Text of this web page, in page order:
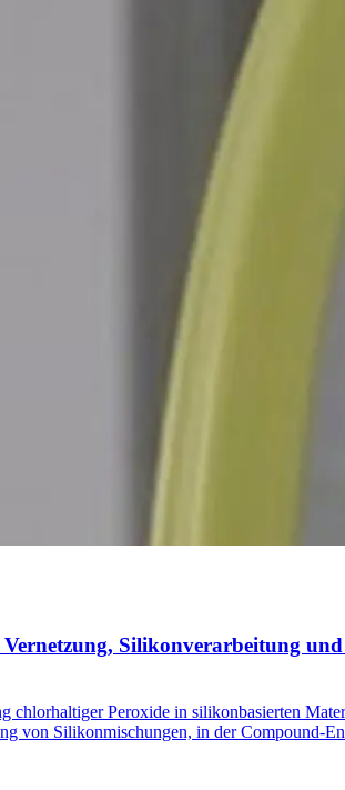
Silikonverarbeitung
Peroxide in silikonbasierten
von Silikonmischungen, in der Compound-